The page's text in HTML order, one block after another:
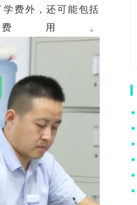
费外，还可能包括
用。